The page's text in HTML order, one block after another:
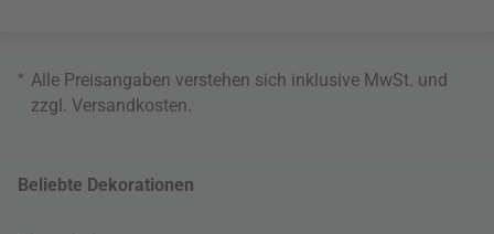
* Alle Preisangaben verstehen sich inklusive MwSt. und
zzgl. Versandkosten
Beliebte Dekorationen